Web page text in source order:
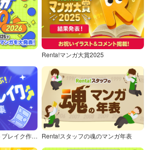
Renta!マンガ大賞2025
出版社が選ぶ！ネクストブレイク作品特集 Renta!スタッフの魂のマンガ年表